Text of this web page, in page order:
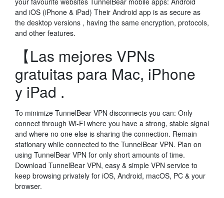
and iOS (iPhone & iPad) Their Android app is as secure as
the desktop versions , having the same encryption, protocols,
and other features.
【Las mejores VPNs
gratuitas para Mac, iPhone
y iPad .
To minimize TunnelBear VPN disconnects you can: Only
connect through Wi-Fi where you have a strong, stable signal
and where no one else is sharing the connection. Remain
stationary while connected to the TunnelBear VPN. Plan on
using TunnelBear VPN for only short amounts of time.
Download TunnelBear VPN, easy & simple VPN service to
keep browsing privately for iOS, Android, macOS, PC & your
browser.